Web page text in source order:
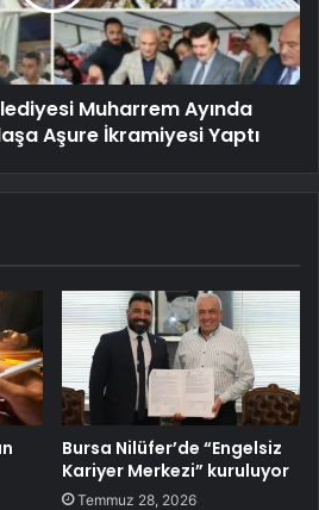
Muharrem Ayında
Aşure İkramiyesi Yaptı
Bursa Nilüfer’de “Engelsiz
Kariyer Merkezi” kuruluyor
Temmuz 28, 2026